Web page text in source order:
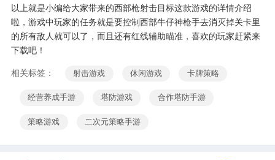
以上就是小编给大家带来的西部枪射击目标这款游戏的详情介绍
啦，游戏中玩家的任务就是要控制西部牛仔神枪手去消灭掉关卡里
的所有敌人就可以了，而且还有红线辅助瞄准，喜欢的玩家赶紧来
下载吧！
相关标签： 射击游戏 休闲游戏 卡牌策略
经营养成手游 塔防游戏 合作塔防手游
策略游戏 二次元策略手游